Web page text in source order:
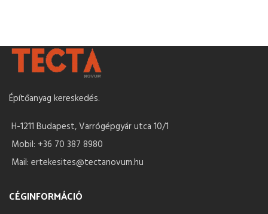
Építőanyag kereskedés.
H-1211 Budapest, Varrógépgyár utca 10/1
Mobil: +36 70 387 8980
Mail: ertekesites@tectanovum.hu
CÉGINFORMÁCIÓ